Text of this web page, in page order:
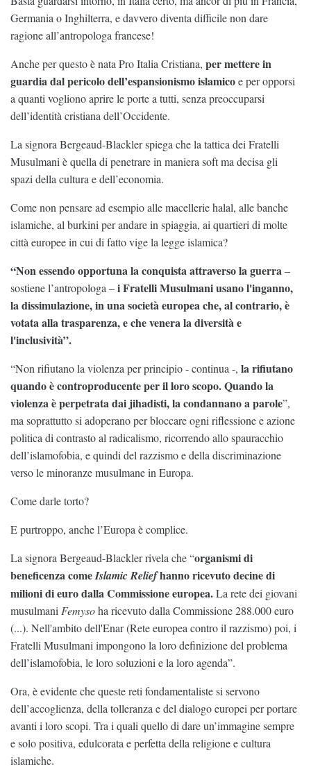
Germania o Inghilterra, e davvero diventa difficile non dare
ragione all’antropologa francese!
Anche per questo è nata Pro Italia Cristiana, per mettere in
guardia dal pericolo dell’espansionismo islamicoe per opporsi
a quanti vogliono aprire le porte a tutti, senza preoccuparsi
dell’identità cristiana dell’Occidente.
La signora Bergeaud-Blackler spiega che la tattica dei Fratelli
Musulmani è quella di penetrare in maniera soft ma decisa gli
spazi della cultura e dell’economia.
Come non pensare ad esempio alle macellerie halal, alle banche
islamiche, al burkini per andare in spiaggia, ai quartieri di molte
città europee in cui di fatto vige la legge islamica?
“Non essendo opportuna la conquista attraverso la guerra–
sostiene l’antropologa –i Fratelli Musulmani usano l'inganno,
la dissimulazione, in una società europea che, al contrario, è
votata alla trasparenza, e che venera la diversità e
l'inclusività”.
“Non rifiutano la violenza per principio - continua -, la rifiutano
quando è controproducente per il loro scopo. Quando la
violenza è perpetrata dai jihadisti, la condannano a parole”,
ma soprattutto si adoperano per bloccare ogni riflessione e azione
politica di contrasto al radicalismo, ricorrendo allo spauracchio
dell’islamofobia, e quindi del razzismo e della discriminazione
verso le minoranze musulmane in Europa.
Come darle torto?
E purtroppo, anche l’Europa è complice.
La signora Bergeaud-Blackler rivela che “organismi di
beneficenza comeIslamic Reliefhanno ricevuto decine di
milioni di euro dalla Commissione europea.La rete dei giovani
musulmani Femysoha ricevuto dalla Commissione 288.000 euro
(...). Nell'ambito dell'Enar (Rete europea contro il razzismo) poi, i
Fratelli Musulmani impongono la loro definizione del problema
dell’islamofobia, le loro soluzioni e la loro agenda”.
Ora, è evidente che queste reti fondamentaliste si servono
dell’accoglienza, della tolleranza e del dialogo europei per portare
avanti i loro scopi. Tra i quali quello di dare un’immagine sempre
e solo positiva, edulcorata e perfetta della religione e cultura
islamiche.